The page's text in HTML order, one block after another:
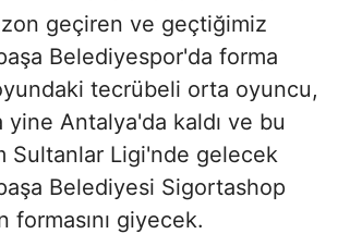
geçiren ve geçtiğimiz
Belediyespor'da forma
tecrübeli orta oyuncu,
Antalya'da kaldı ve bu
Sultanlar Ligi'nde gelecek
Belediyesi Sigortashop
formasını giyecek.